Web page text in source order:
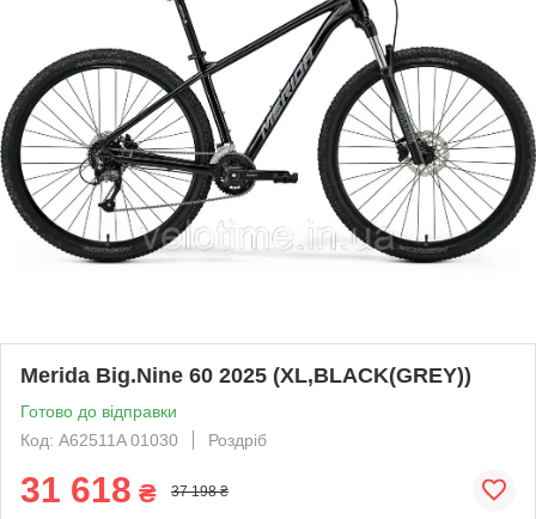
Merida Big.Nine 60 2025 (XL,BLACK(GREY))
Готово до відправки
Код: A62511A 01030
Роздріб
31 618 ₴ 37 198 ₴